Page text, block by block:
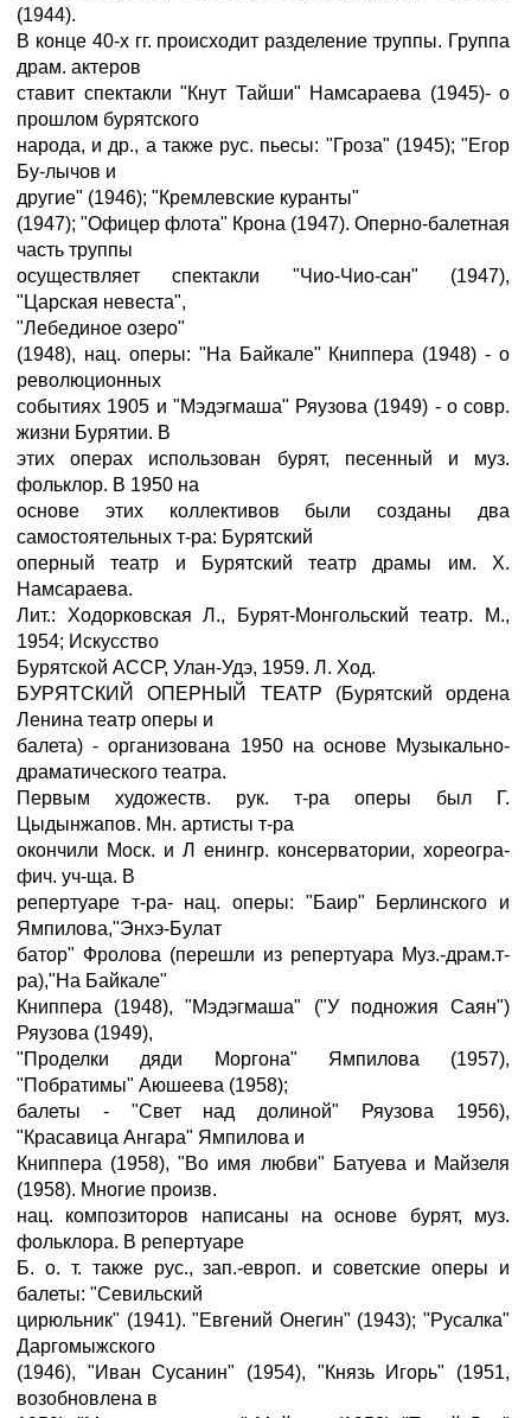
(1944).
В конце 40-х гг. происходит разделение труппы. Группа
драм. актеров
ставит спектакли "Кнут Тайши" Намсараева (1945)- о
прошлом бурятского
народа, и др., а также рус. пьесы: "Гроза" (1945); "Егор
Бу-лычов и
другие" (1946); "Кремлевские куранты"
(1947); "Офицер флота" Крона (1947). Оперно-балетная
часть труппы
осуществляет спектакли "Чио-Чио-сан" (1947),
"Царская невеста",
"Лебединое озеро"
(1948), нац. оперы: "На Байкале" Книппера (1948) - о
революционных
событиях 1905 и "Мэдэгмаша" Ряузова (1949) - о совр.
жизни Бурятии. В
этих операх использован бурят, песенный и муз.
фольклор. В 1950 на
основе этих коллективов были созданы два
самостоятельных т-ра: Бурятский
оперный театр и Бурятский театр драмы им. X.
Намсараева.
Лит.: Ходорковская Л., Бурят-Монгольский театр. М.,
1954; Искусство
Бурятской АССР, Улан-Удэ, 1959. Л. Ход.
БУРЯТСКИЙ ОПЕРНЫЙ ТЕАТР (Бурятский ордена
Ленина театр оперы и
балета) - организована 1950 на основе Музыкально-
драматического театра.
Первым художеств. рук. т-ра оперы был Г.
Цыдынжапов. Мн. артисты т-ра
окончили Моск. и Л енингр. консерватории, хореогра-
фич. уч-ща. В
репертуаре т-ра- нац. оперы: "Баир" Берлинского и
Ямпилова,"Энхэ-Булат
батор" Фролова (перешли из репертуара Муз.-драм.т-
ра),"На Байкале"
Книппера (1948), "Мэдэгмаша" ("У подножия Саян")
Ряузова (1949),
"Проделки дяди Моргона" Ямпилова (1957),
"Побратимы" Аюшеева (1958);
балеты - "Свет над долиной" Ряузова 1956),
"Красавица Ангара" Ямпилова и
Книппера (1958), "Во имя любви" Батуева и Майзеля
(1958). Многие произв.
нац. композиторов написаны на основе бурят, муз.
фольклора. В репертуаре
Б. о. т. также рус., зап.-европ. и советские оперы и
балеты: "Севильский
цирюльник" (1941). "Евгений Онегин" (1943); "Русалка"
Даргомыжского
(1946), "Иван Сусанин" (1954), "Князь Игорь" (1951,
возобновлена в